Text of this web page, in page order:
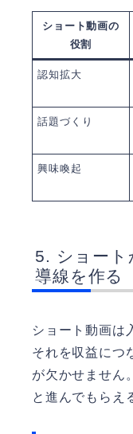
ショート動画の
役割
認知拡大
話題づくり
興味喚起
ショー
導線を作る
ショート動画は
それを収益につ
が欠かせません
と進んでもらえ